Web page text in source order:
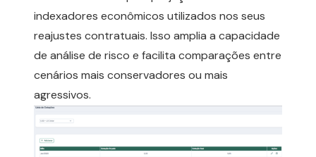
indexadores econômicos utilizados nos seus
reajustes contratuais. Isso amplia a capacidade
de análise de risco e facilita comparações entre
cenários mais conservadores ou mais
agressivos.